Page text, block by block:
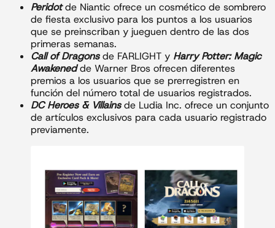
Peridotde Niantic ofrece un cosmético de sombrero
de fiesta exclusivo para los puntos a los usuarios
que se preinscriban y jueguen dentro de las dos
primeras semanas.
Call of Dragonsde FARLIGHT y Harry Potter: Magic
Awakenedde Warner Bros ofrecen diferentes
premios a los usuarios que se prerregistren en
función del número total de usuarios registrados.
DC Heroes & Villainsde Ludia Inc. ofrece un conjunto
de artículos exclusivos para cada usuario registrado
previamente.